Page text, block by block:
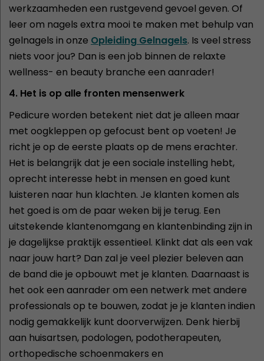
werkzaamheden een rustgevend gevoel geven. Of
leer om nagels extra mooi te maken met behulp van
gelnagels in onze Opleiding Gelnagels. Is veel stress
niets voor jou? Dan is een job binnen de relaxte
wellness- en beauty branche een aanrader!
4. Het is op alle fronten mensenwerk
Pedicure worden betekent niet dat je alleen maar
met oogkleppen op gefocust bent op voeten! Je
richt je op de eerste plaats op de mens erachter.
Het is belangrijk dat je een sociale instelling hebt,
oprecht interesse hebt in mensen en goed kunt
luisteren naar hun klachten. Je klanten komen als
het goed is om de paar weken bij je terug. Een
uitstekende klantenomgang en klantenbinding zijn in
je dagelijkse praktijk essentieel. Klinkt dat als een vak
naar jouw hart? Dan zal je veel plezier beleven aan
de band die je opbouwt met je klanten. Daarnaast is
het ook een aanrader om een netwerk met andere
professionals op te bouwen, zodat je je klanten indien
nodig gemakkelijk kunt doorverwijzen. Denk hierbij
aan huisartsen, podologen, podotherapeuten,
orthopedische schoenmakers en